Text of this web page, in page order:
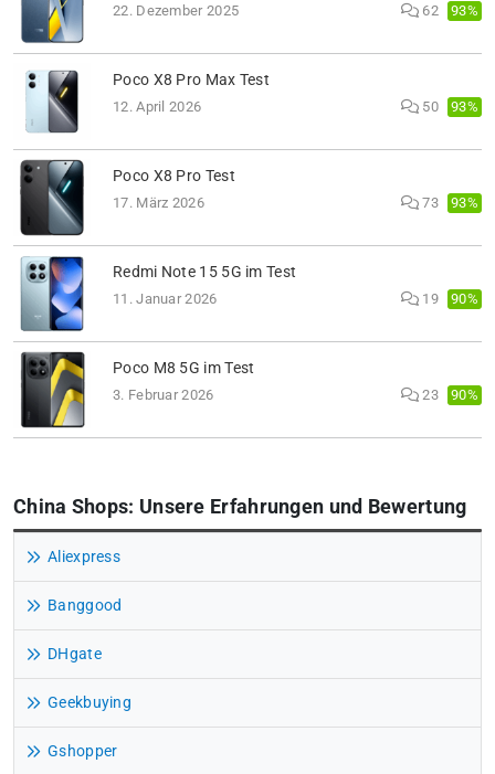
22. Dezember 2025 62 93%
Poco X8 Pro Max Test
12. April 2026 50 93%
Poco X8 Pro Test
17. März 2026 73 93%
Redmi Note 15 5G im Test
11. Januar 2026 19 90%
Poco M8 5G im Test
3. Februar 2026 23 90%
China Shops: Unsere Erfahrungen und Bewertung
Aliexpress
Banggood
DHgate
Geekbuying
Gshopper